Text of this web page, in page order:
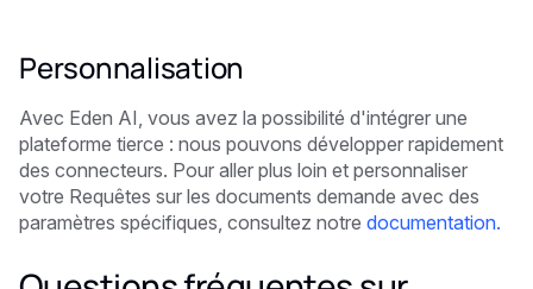
Personnalisation
Avec Eden AI, vous avez la possibilité d'intégrer une
plateforme tierce : nous pouvons développer rapidement
des connecteurs. Pour aller plus loin et personnaliser
votre Requêtes sur les documents demande avec des
paramètres spécifiques, consultez notre documentation.